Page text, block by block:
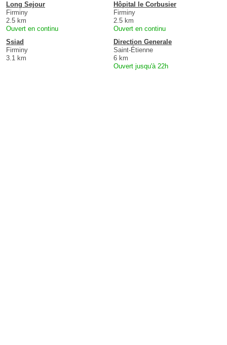
Long Sejour
Firminy
2.5 km
Ouvert en continu
Hôpital le Corbusier
Firminy
2.5 km
Ouvert en continu
Ssiad
Firminy
3.1 km
Direction Generale
Saint-Étienne
6 km
Ouvert jusqu'à 22h